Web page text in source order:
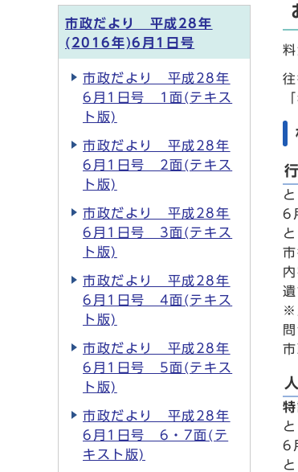
6
※
6
市政だより 平成28年
(2016年)6月1日号
市政だより 平成28年
6月1日号 1面(テキス
ト版)
市政だより 平成28年
6月1日号 2面(テキス
ト版)
市政だより 平成28年
6月1日号 3面(テキス
ト版)
市政だより 平成28年
6月1日号 4面(テキス
ト版)
市政だより 平成28年
6月1日号 5面(テキス
ト版)
市政だより 平成28年
6月1日号 6・7面(テ
キスト版)